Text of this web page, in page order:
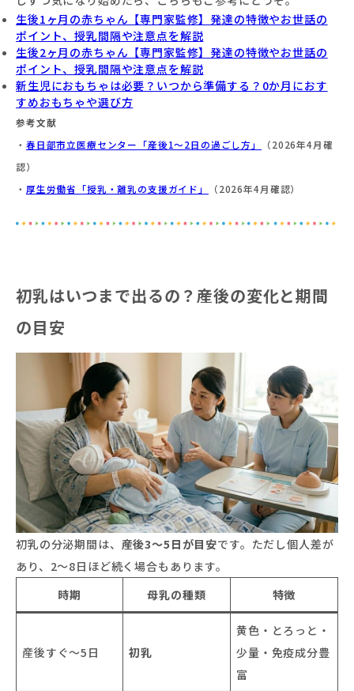
生後1ヶ月の赤ちゃん【専門家監修】発達の特徴やお世話の
ポイント、授乳間隔や注意点を解説
生後2ヶ月の赤ちゃん【専門家監修】発達の特徴やお世話の
ポイント、授乳間隔や注意点を解説
新生児におもちゃは必要？いつから準備する？0か月におす
すめおもちゃや選び方
参考文献
・ 春日部市立医療センター「産後1〜2日の過ごし方」
（2026年4月確
認）
・ 厚生労働省「授乳・離乳の支援ガイド 」 （2026年4月確認）
初乳はいつまで出るの？産後の変化と期間
の目安
初乳の分泌期間は、 産後3〜5日が目安です。ただし個人差が
あり、2〜8日ほど続く場合もあります。
時期
母乳の種類 特徴
産後すぐ〜5日 初乳
黄色・とろっと・
少量・免疫成分豊
富